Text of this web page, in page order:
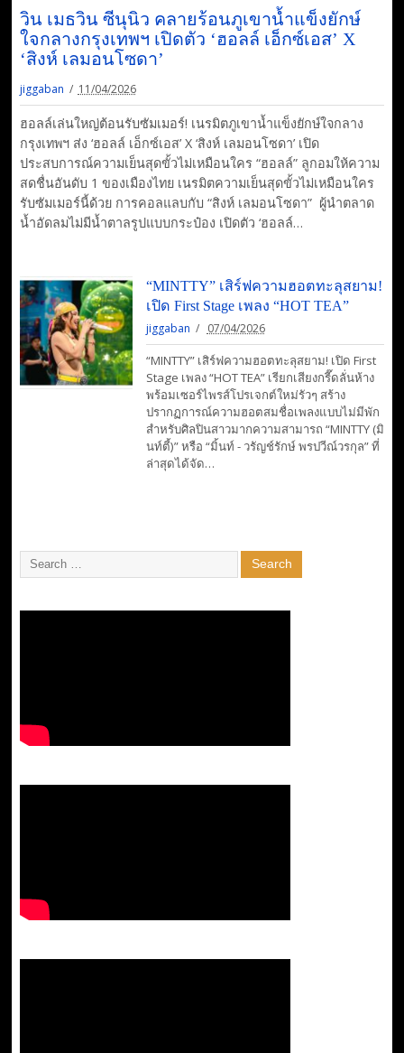
วิน เมธวิน ซีนุนิว คลายร้อนภูเขาน้ำแข็งยักษ์
ใจกลางกรุงเทพฯ เปิดตัว ‘ฮอลล์ เอ็กซ์เอส’ X
‘สิงห์ เลมอนโซดา’
jiggaban 11/04/2026
ฮอลล์เล่นใหญ่ต้อนรับซัมเมอร์! เนรมิตภูเขาน้ำแข็งยักษ์ใจกลาง
กรุงเทพฯ ส่ง ‘ฮอลล์ เอ็กซ์เอส’ X ‘สิงห์ เลมอนโซดา’ เปิด
ประสบการณ์ความเย็นสุดขั้วไม่เหมือนใคร “ฮอลล์” ลูกอมให้ความ
สดชื่นอันดับ 1 ของเมืองไทย เนรมิตความเย็นสุดขั้วไม่เหมือนใคร
รับซัมเมอร์นี้ด้วย การคอลแลบกับ “สิงห์ เลมอนโซดา” ผู้นำตลาด
น้ำอัดลมไม่มีน้ำตาลรูปแบบกระป๋อง เปิดตัว ‘ฮอลล์…
“MINTTY” เสิร์ฟความฮอตทะลุสยาม!
เปิด First Stage เพลง “HOT TEA”
jiggaban 07/04/2026
“MINTTY” เสิร์ฟความฮอตทะลุสยาม! เปิด First
Stage เพลง “HOT TEA” เรียกเสียงกรี๊ดลั่นห้าง
พร้อมเซอร์ไพรส์โปรเจกต์ใหม่รัวๆ สร้าง
ปรากฏการณ์ความฮอตสมชื่อเพลงแบบไม่มีพัก
สำหรับศิลปินสาวมากความสามารถ “MINTTY (มิ
นท์ตี้)” หรือ “มิ้นท์ - วรัญช์รักษ์ พรปวีณ์วรกุล” ที่
ล่าสุดได้จัด…